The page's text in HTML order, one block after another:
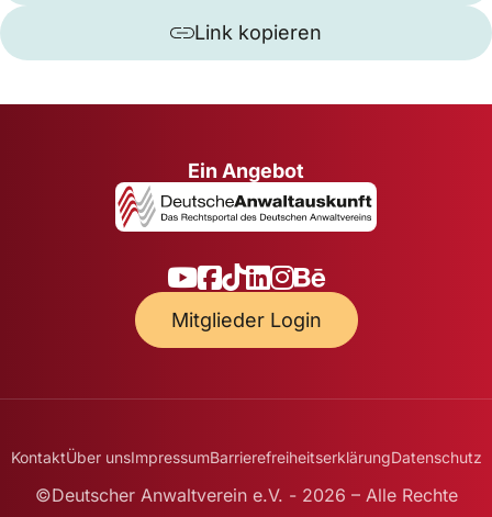
Link kopieren
Ein Angebot
Mitglieder Login
KontaktÜber unsImpressumBarrierefreiheitserklärungDatenschutz
©Deutscher Anwaltverein e.V. - 2026 – Alle Rechte